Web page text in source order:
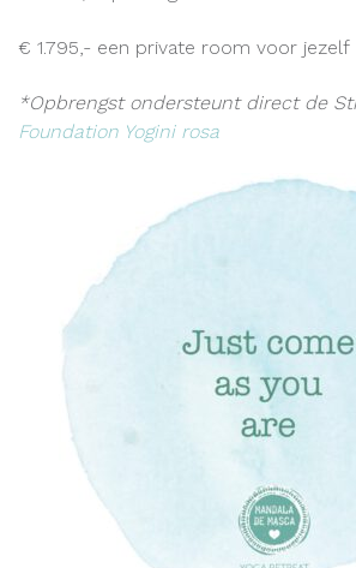
€ 1.795,- een private room voor jezelf
*Opbrengst ondersteunt direct de
Foundation Yogini rosa